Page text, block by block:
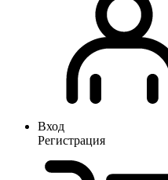
Вход
Регистрация